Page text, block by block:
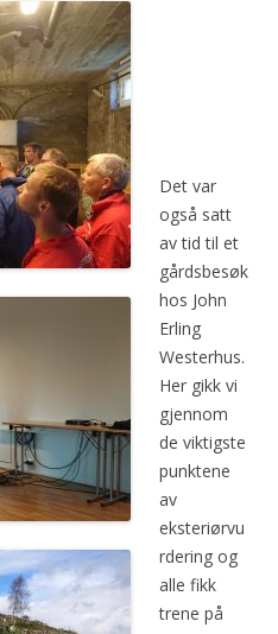
Det var
også satt
av tid til et
gårdsbesøk
hos John
Erling
Westerhus.
Her gikk vi
gjennom
de viktigste
punktene
av
eksteriørvu
rdering og
alle fikk
trene på